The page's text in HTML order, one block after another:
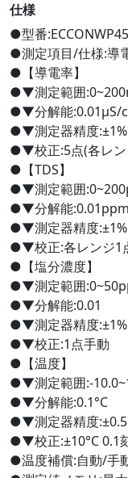
仕様
●型番
●測定項目/仕様:導
●【導電率】
●▼測定範囲
●▼分解能:0.01μS/
●▼測定器精度
●▼校正:5点(各レン
●【TDS】
●▼測定範囲
●▼分解能
●▼測定器精度
●▼校正:各レンジ1
●【塩分濃度】
●▼測定範囲
●▼分解能:0.01
●▼測定器精度
●▼校正:1点手動
●【温度】
●▼測定範囲:-
●▼分解能:0.1°C
●▼測定器精度
●▼校正:±10°C 0.1
●温度補償:自動/手